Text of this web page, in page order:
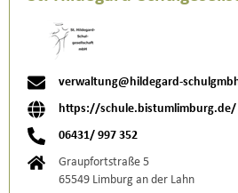
verwaltung@hildegard-
https://schule.bistumlimburg.de/
06431/ 997 352
Graupfortstraße 5
65549 Limburg an der Lahn